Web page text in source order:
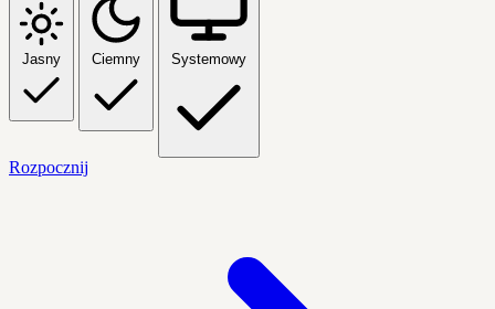
Jasny Ciemny Systemowy
Rozpocznij